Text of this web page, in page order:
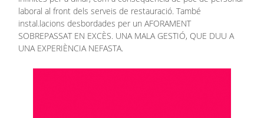
laboral al front dels serveis de restauració. També
instal.lacions desbordades per un AFORAMENT
SOBREPASSAT EN EXCÈS. UNA MALA GESTIÓ, QUE DUU A
UNA EXPERIÈNCIA NEFASTA.